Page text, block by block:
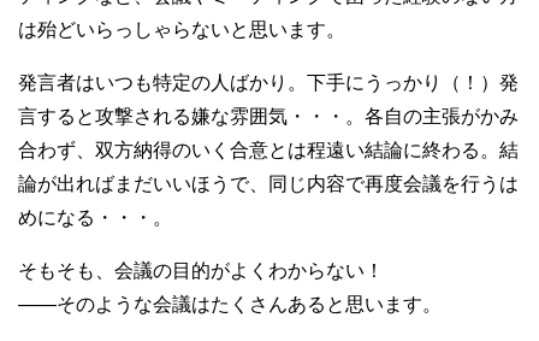
は殆どいらっしゃらないと思います。
発言者はいつも特定の人ばかり。下手にうっかり（！）発
言すると攻撃される嫌な雰囲気・・・。各自の主張がかみ
合わず、双方納得のいく合意とは程遠い結論に終わる。結
論が出ればまだいいほうで、同じ内容で再度会議を行うは
めになる・・・。
そもそも、会議の目的がよくわからない！
――そのような会議はたくさんあると思います。